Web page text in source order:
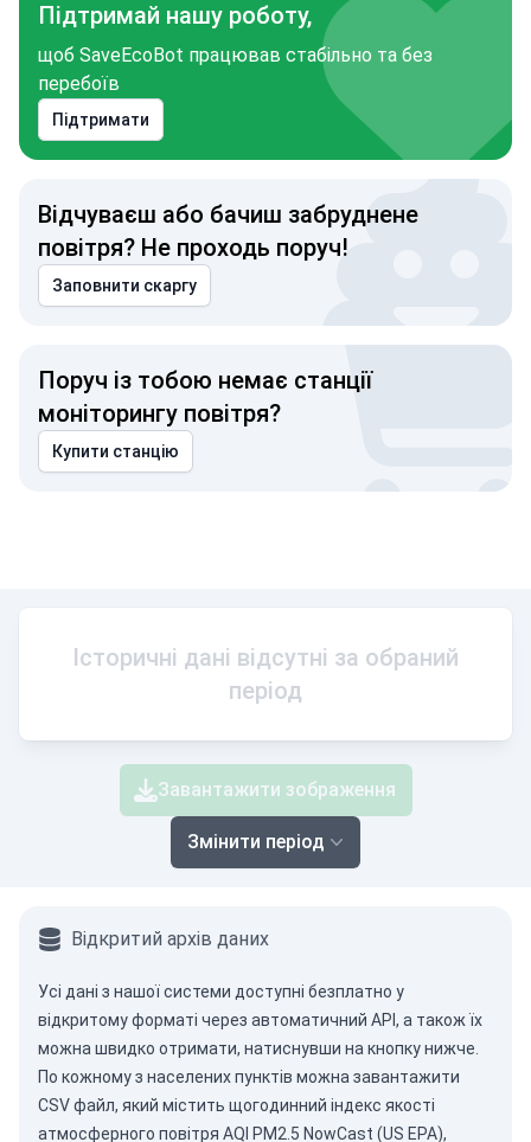
Підтримай нашу роботу,
щоб SaveEcoBot працював стабільно та без
перебоїв
Підтримати
Відчуваєш або бачиш забруднене
повітря? Не проходь поруч!
Заповнити скаргу
Поруч із тобою немає станції
моніторингу повітря?
Купити станцію
Історичні дані відсутні за обраний
період
Завантажити зображення
Змінити період
Відкритий архів даних
Усі дані з нашої системи доступні безплатно у
відкритому форматі через автоматичний API , а також їх
можна швидко отримати, натиснувши на кнопку нижче.
По кожному з населених пунктів можна завантажити
CSV файл, який містить щогодинний індекс якості
атмосферного повітря AQI PM2.5 NowCast (US EPA),